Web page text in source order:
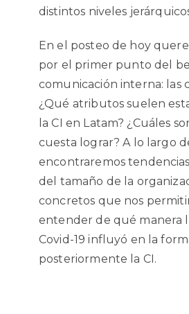
distintos niveles
En el posteo de hoy
por el primer punto del
comunicación interna: las
¿Qué atributos suelen
la CI en Latam? ¿Cuáles
cuesta lograr?A lo largo
encontraremos
del tamaño de la
concretos que nos
entender de qué manera
Covid-19 influyó en la
posteriormente la CI.